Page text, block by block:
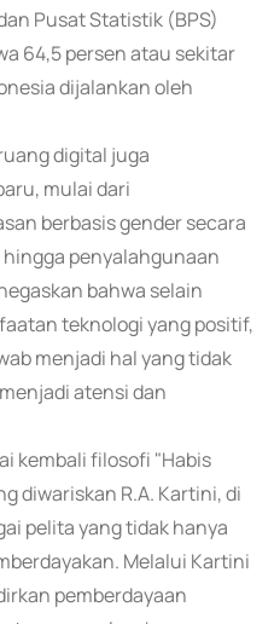
Pusat Statistik (BPS)
64,5 persen atau sekitar
dijalankan oleh
digital juga
mulai dari
berbasis gender secara
penyalahgunaan
bahwa selain
teknologi yang positif,
menjadi hal yang tidak
atensi dan
kembali filosofi "Habis
diwariskan R.A. Kartini, di
pelita yang tidak hanya
Melalui Kartini
pemberdayaan